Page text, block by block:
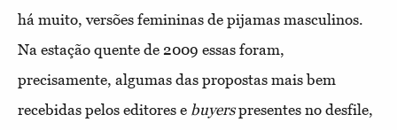
há muito, versões femininas de pijamas masculinos.
Na estação quente de 2009 essas foram,
precisamente, algumas das propostas mais bem
recebidas pelos editores e buyerspresentes no desfile,